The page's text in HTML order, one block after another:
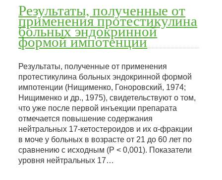
Результаты, полученные от
применения протестикулина
больных эндокринной
формой импотенции
Результаты, полученные от применения
протестикулина больных эндокринной формой
импотенции (Нищименко, Гоноровский, 1974;
Нищименко и др., 1975), свидетельствуют о том,
что уже после первой инъекции препарата
отмечается повышение содержания
нейтральных 17-кетостероидов и их α-фракции
в моче у больных в возрасте от 21 до 60 лет по
сравнению с исходным (Р < 0,001). Показатели
уровня нейтральных 17…